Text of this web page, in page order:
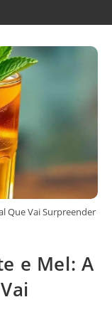
Que Vai Surpreender
e Mel: A